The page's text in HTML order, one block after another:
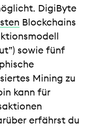
DigiByte
Blockchains
sowie fünf
Mining zu
kann für
erfährst du